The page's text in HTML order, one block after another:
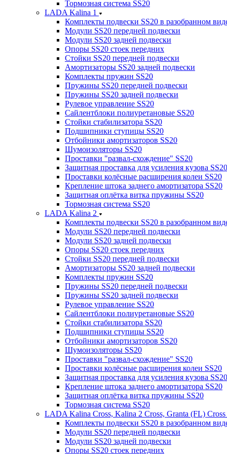
Тормозная система SS20
LADA Kalina 1
Комплекты подвески SS20 в разобранном
Модули SS20 передней подвески
Модули SS20 задней подвески
Опоры SS20 стоек передних
Стойки SS20 передней подвески
Амортизаторы SS20 задней подвески
Комплекты пружин SS20
Пружины SS20 передней подвески
Пружины SS20 задней подвески
Рулевое управление SS20
Сайлентблоки полиуретановые SS20
Стойки стабилизатора SS20
Подшипники ступицы SS20
Отбойники амортизаторов SS20
Шумоизоляторы SS20
Проставки "развал-схождение" SS20
Защитная проставка для усиления кузова SS20
Проставки колёсные расширения колеи SS20
Крепление штока заднего амортизатора SS20
Защитная оплётка витка пружины SS20
Тормозная система SS20
LADA Kalina 2
Комплекты подвески SS20 в разобранном
Модули SS20 передней подвески
Модули SS20 задней подвески
Опоры SS20 стоек передних
Стойки SS20 передней подвески
Амортизаторы SS20 задней подвески
Комплекты пружин SS20
Пружины SS20 передней подвески
Пружины SS20 задней подвески
Рулевое управление SS20
Сайлентблоки полиуретановые SS20
Стойки стабилизатора SS20
Подшипники ступицы SS20
Отбойники амортизаторов SS20
Шумоизоляторы SS20
Проставки "развал-схождение" SS20
Проставки колёсные расширения колеи SS20
Защитная проставка для усиления кузова SS20
Крепление штока заднего амортизатора SS20
Защитная оплётка витка пружины SS20
Тормозная система SS20
LADA Kalina Cross, Kalina 2 Cross, Granta (FL) Cross
Комплекты подвески SS20 в разобранном
Модули SS20 передней подвески
Модули SS20 задней подвески
Опоры SS20 стоек передних